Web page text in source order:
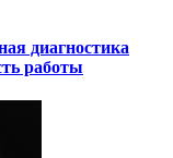
диагностика
работы